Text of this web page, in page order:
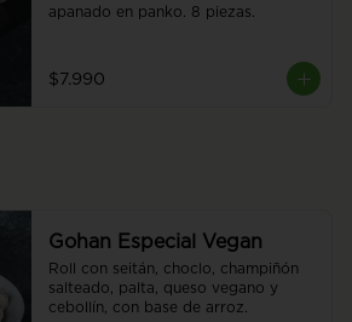
apanado en panko. 8 piezas.
$7.990
Gohan Especial Vegan
Roll con seitán, choclo, champiñón
salteado, palta, queso vegano y
cebollín, con base de arroz.